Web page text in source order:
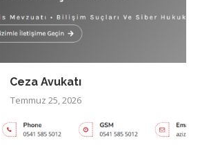
Ceza Avukatı
Temmuz 25, 2026